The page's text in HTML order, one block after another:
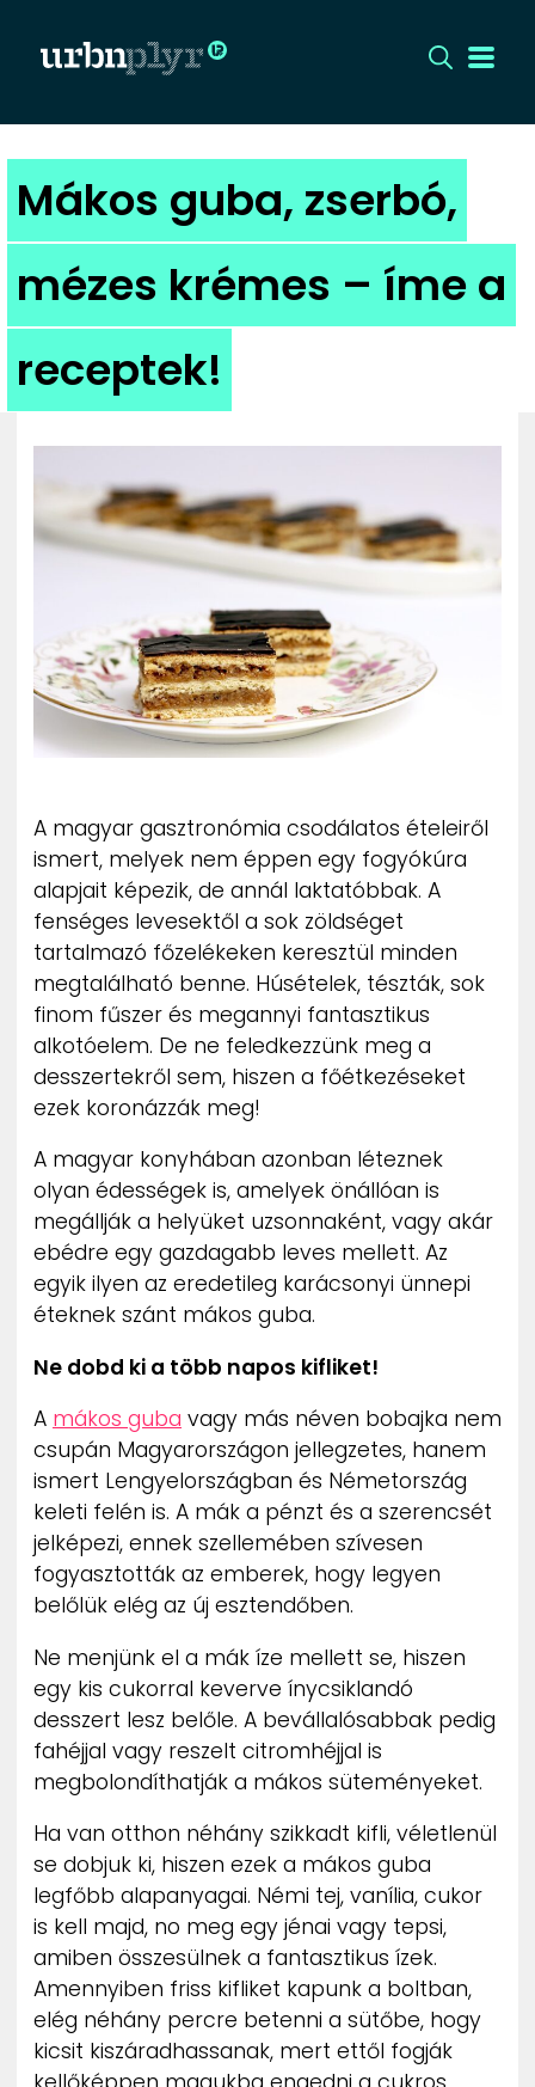
CÍMLAP
DIZÁJN
DIVAT
HIP
KULT
UTCA
ZENE
MÉDIAAJÁNLAT
IMPRESSZUM
PR-ARCHÍVUM
ADATKEZELÉSI TÁJÉKOZTATÓ
Mákos guba, zserbó,
mézes krémes – íme a
receptek!
A magyar gasztronómia csodálatos ételeiről
ismert, melyek nem éppen egy fogyókúra
alapjait képezik, de annál laktatóbbak. A
fenséges levesektől a sok zöldséget
tartalmazó főzelékeken keresztül minden
megtalálható benne. Húsételek, tészták, sok
finom fűszer és megannyi fantasztikus
alkotóelem. De ne feledkezzünk meg a
desszertekről sem, hiszen a főétkezéseket
ezek koronázzák meg!
A magyar konyhában azonban léteznek
olyan édességek is, amelyek önállóan is
megállják a helyüket uzsonnaként, vagy akár
ebédre egy gazdagabb leves mellett. Az
egyik ilyen az eredetileg karácsonyi ünnepi
éteknek szánt mákos guba.
Ne dobd ki a több napos kifliket!
A mákos guba vagy más néven bobajka nem
csupán Magyarországon jellegzetes, hanem
ismert Lengyelországban és Németország
keleti felén is. A mák a pénzt és a szerencsét
jelképezi, ennek szellemében szívesen
fogyasztották az emberek, hogy legyen
belőlük elég az új esztendőben.
Ne menjünk el a mák íze mellett se, hiszen
egy kis cukorral keverve ínycsiklandó
desszert lesz belőle. A bevállalósabbak pedig
fahéjjal vagy reszelt citromhéjjal is
megbolondíthatják a mákos süteményeket.
Ha van otthon néhány szikkadt kifli, véletlenül
se dobjuk ki, hiszen ezek a mákos guba
legfőbb alapanyagai. Némi tej, vanília, cukor
is kell majd, no meg egy jénai vagy tepsi,
amiben összesülnek a fantasztikus ízek.
Amennyiben friss kifliket kapunk a boltban,
elég néhány percre betenni a sütőbe, hogy
kicsit kiszáradhassanak, mert ettől fogják